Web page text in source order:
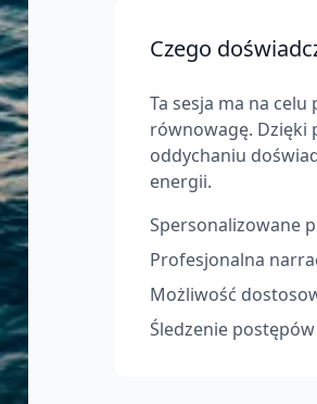
Czego
Ta sesja ma na
równowagę. Dzięki
oddychaniu
energii.
Spersonalizowane
Profesjonalna
Możliwość
Śledzenie